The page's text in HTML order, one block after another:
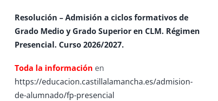
Resolución – Admisión a ciclos formativos de
Grado Medio y Grado Superior en CLM. Régimen
Presencial. Curso 2026/2027.
Toda la información en
https://educacion.castillalamancha.es/admision-
de-alumnado/fp-presencial